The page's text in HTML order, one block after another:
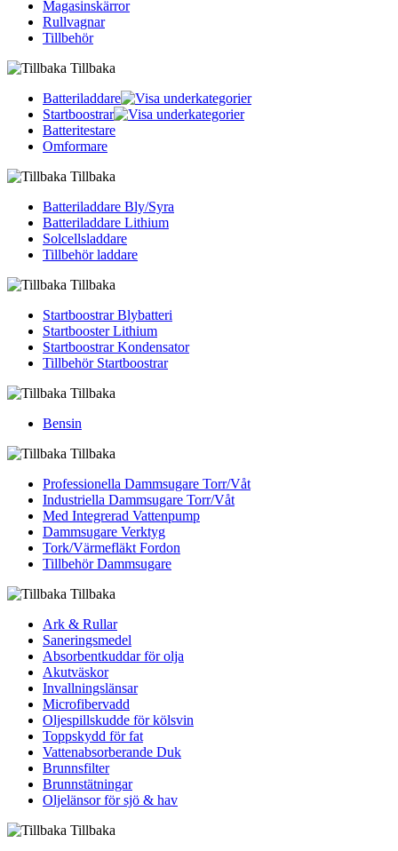
Magasinskärror
Rullvagnar
Tillbehör
Tillbaka
Batteriladdare
Startboostrar
Batteritestare
Omformare
Tillbaka
Batteriladdare Bly/Syra
Batteriladdare Lithium
Solcellsladdare
Tillbehör laddare
Tillbaka
Startboostrar Blybatteri
Startbooster Lithium
Startboostrar Kondensator
Tillbehör Startboostrar
Tillbaka
Bensin
Tillbaka
Professionella Dammsugare Torr/Våt
Industriella Dammsugare Torr/Våt
Med Integrerad Vattenpump
Dammsugare Verktyg
Tork/Värmefläkt Fordon
Tillbehör Dammsugare
Tillbaka
Ark & Rullar
Saneringsmedel
Absorbentkuddar för olja
Akutväskor
Invallningslänsar
Microfibervadd
Oljespillskudde för kölsvin
Toppskydd för fat
Vattenabsorberande Duk
Brunnsfilter
Brunnstätningar
Oljelänsor för sjö & hav
Tillbaka